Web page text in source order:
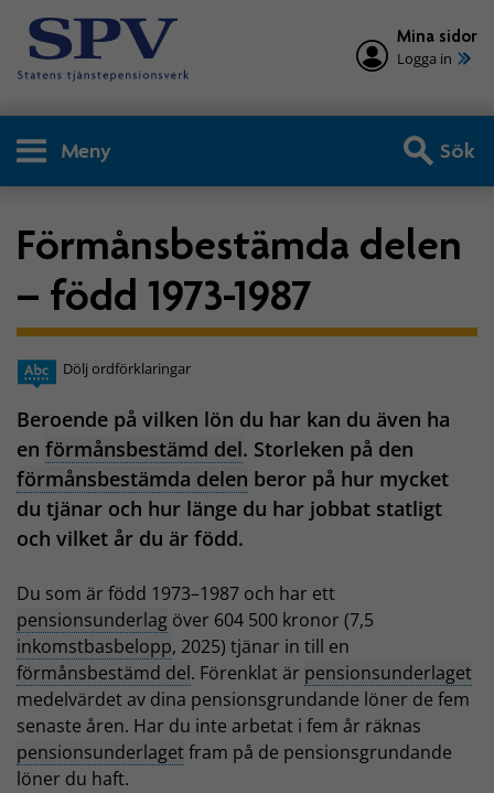
Mina sidor
Logga in
Meny Sök
Förmånsbestämda delen
– född 1973-1987
Dölj ordförklaringar
Beroende på vilken lön du har kan du även ha
en förmånsbestämd del. Storleken på den
förmånsbestämda delen beror på hur mycket
du tjänar och hur länge du har jobbat statligt
och vilket år du är född.
Du som är född 1973–1987 och har ett
pensionsunderlag över 604 500 kronor (7,5
inkomstbasbelopp, 2025) tjänar in till en
förmånsbestämd del. Förenklat är pensionsunderlaget
medelvärdet av dina pensionsgrundande löner de fem
senaste åren. Har du inte arbetat i fem år räknas
pensionsunderlagetfram på de pensionsgrundande
löner du haft.